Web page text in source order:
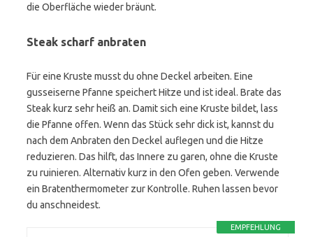
die Oberfläche wieder bräunt.
Steak scharf anbraten
Für eine Kruste musst du ohne Deckel arbeiten. Eine
gusseiserne Pfanne speichert Hitze und ist ideal. Brate das
Steak kurz sehr heiß an. Damit sich eine Kruste bildet, lass
die Pfanne offen. Wenn das Stück sehr dick ist, kannst du
nach dem Anbraten den Deckel auflegen und die Hitze
reduzieren. Das hilft, das Innere zu garen, ohne die Kruste
zu ruinieren. Alternativ kurz in den Ofen geben. Verwende
ein Bratenthermometer zur Kontrolle. Ruhen lassen bevor
du anschneidest.
EMPFEHLUNG